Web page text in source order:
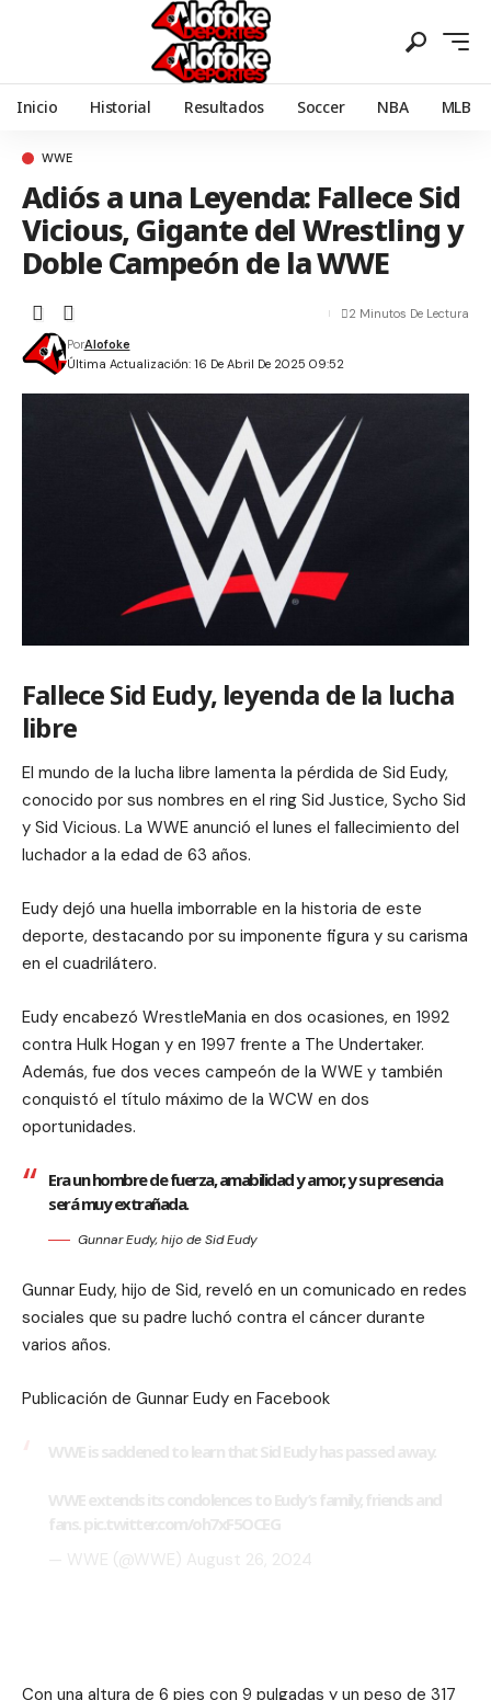
Inicio Historial Resultados Soccer NBA MLB
WWE
Adiós a una Leyenda: Fallece Sid
Vicious, Gigante del Wrestling y
Doble Campeón de la WWE
Última Actualización: 16 De Abril De 2025 09:52
PorAlofoke
2 Minutos De Lectura
Fallece Sid Eudy, leyenda de la lucha
libre
El mundo de la lucha libre lamenta la pérdida de Sid Eudy,
conocido por sus nombres en el ring Sid Justice, Sycho Sid
y Sid Vicious. La WWE anunció el lunes el fallecimiento del
luchador a la edad de 63 años.
Eudy dejó una huella imborrable en la historia de este
deporte, destacando por su imponente figura y su carisma
en el cuadrilátero.
Eudy encabezó WrestleMania en dos ocasiones, en 1992
contra Hulk Hogan y en 1997 frente a The Undertaker.
Además, fue dos veces campeón de la WWE y también
conquistó el título máximo de la WCW en dos
oportunidades.
Era un hombre de fuerza, amabilidad y amor, y su presencia
será muy extrañada.
Gunnar Eudy, hijo de Sid Eudy
Gunnar Eudy, hijo de Sid, reveló en un comunicado en redes
sociales que su padre luchó contra el cáncer durante
varios años.
Publicación de Gunnar Eudy en Facebook
Con una altura de 6 pies con 9 pulgadas y un peso de 317